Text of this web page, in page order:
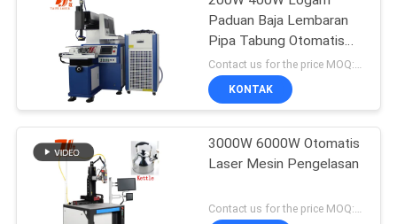
Paduan Baja Lembaran
Pipa Tabung Otomatis
Mesin Las Laser Serat
YAG
Contact us for the price MOQ:1 Set
KONTAK
3000W 6000W Otomatis
Laser Mesin Pengelasan
Contact us for the price MOQ:1 set